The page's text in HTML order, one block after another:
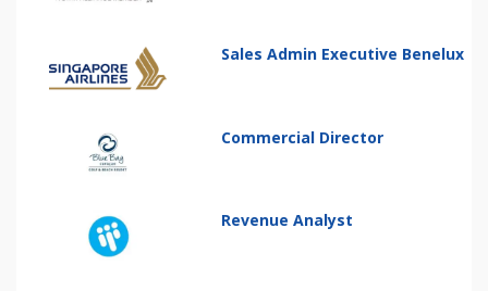
Sales Admin Executive Benelux
Commercial Director
Revenue Analyst